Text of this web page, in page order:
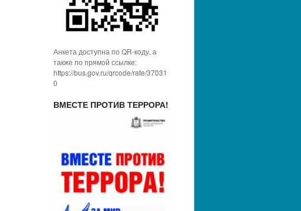
Анкета доступна по QR-коду, а
также по прямой ссылке:
https://bus.gov.ru/qrcode/rate/37031
0
ВМЕСТЕ ПРОТИВ ТЕРРОРА!